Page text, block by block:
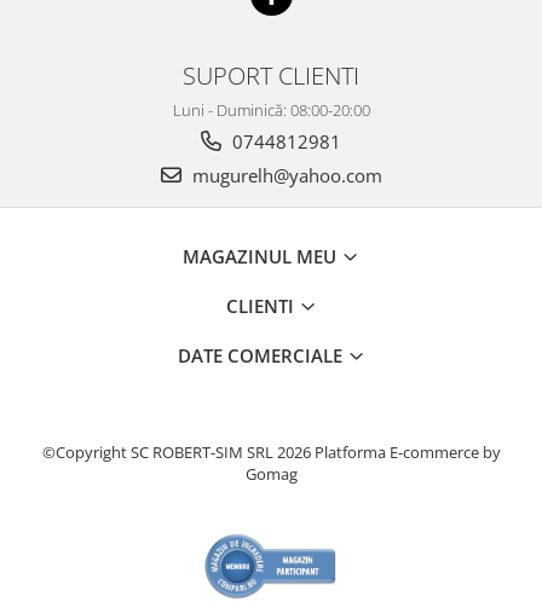
SUPORT CLIENTI
Luni - Duminică: 08:00-20:00
0744812981
mugurelh@yahoo.com
MAGAZINUL MEU
CLIENTI
DATE COMERCIALE
©Copyright SC ROBERT-SIM SRL 2026 Platforma E-commerce by
Gomag